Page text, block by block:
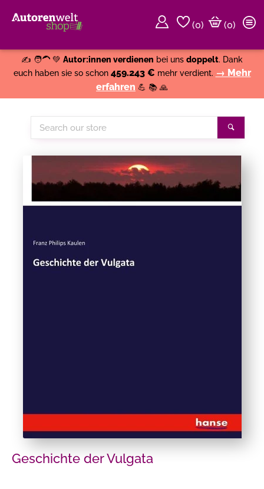
(0)
(0)
✍️ 🧑‍🦱 💚 Autor:innen verdienen bei uns doppelt. Dank
euch haben sie so schon 459.243 € mehr verdient. → Mehr
erfahren 💪 📚 🙏
Search
our
Geschichte der Vulgata